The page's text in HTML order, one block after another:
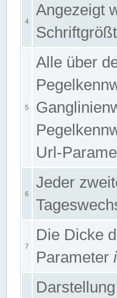
4
Angezeigt
5
Alle über
Url-
6
Jeder
7
Die Dicke
Parameter